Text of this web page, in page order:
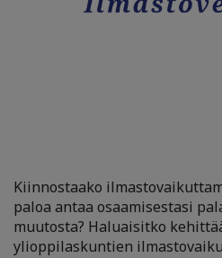
Kiinnostaako
paloa antaa osaamisestasi
muutosta? Haluaisitko
ylioppilaskuntien